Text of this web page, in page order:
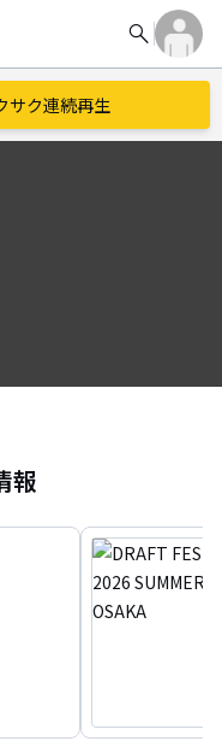
search
サク連続再生
報